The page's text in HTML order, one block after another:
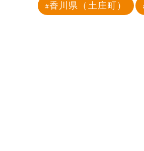
香川県（土庄町）